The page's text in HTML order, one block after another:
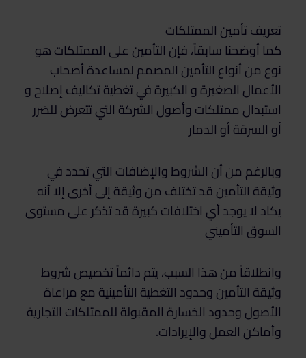
تعريف تأمين الممتلكات
كما أوضحنا سابقاً، فإن التأمين على الممتلكات هو
نوع من أنواع التأمين المصمم لمساعدة أصحاب
الأعمال الصغيرة و الكبيرة في تغطية تكاليف إصلاح و
استبدال ممتلكات وأصول الشركة التي تتعرض للضرر
أو السرقة أو الدمار
وبالرغم من أن الشروط والإضافات التي تحدد في
وثيقة التأمين قد تختلف من وثيقة إلى أخرى إلا أنه
يكاد لا يوجد أي اختلافات كبيرة قد تذكر على مستوى
السوق التأميني
وانطلاقاً من هذا السبب، يتم دائماً تخصيص شروط
وثيقة التأمين وحدود التغطية التأمينية مع مراعاة
الأصول وحدود الخسارة المقبولة للممتلكات التجارية
وأماكن العمل والإيرادات.